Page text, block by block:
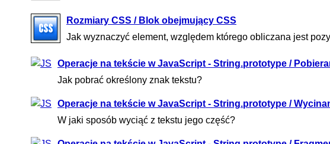
Rozmiary CSS / Blok obejmujący CSS
Jak wyznaczyć element, względem którego obliczana jest
Operacje na tekście w JavaScript - String.prototype /
Jak pobrać określony znak tekstu?
Operacje na tekście w JavaScript - String.prototype /
W jaki sposób wyciąć z tekstu jego część?